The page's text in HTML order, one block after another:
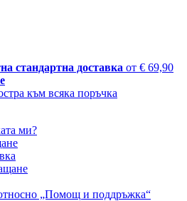
стандартна доставка от € 69,90
към всяка поръчка
ми?
„Помощ и поддръжка“